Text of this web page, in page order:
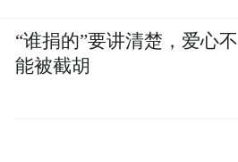
“谁捐的”要讲清楚，爱心不
能被截胡